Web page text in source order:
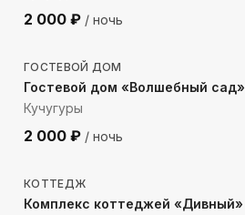
2 000 ₽ / ночь
403м до моря
ГОСТЕВОЙ ДОМ
Гостевой дом «Волшебный сад»
Кучугуры
2 000 ₽ / ночь
243м до моря
КОТТЕДЖ
Комплекс коттеджей «Дивный»